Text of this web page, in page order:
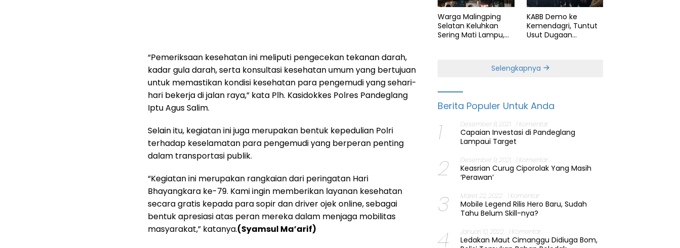
“Pemeriksaan kesehatan ini meliputi pengecekan tekanan darah,
kadar gula darah, serta konsultasi kesehatan umum yang bertujuan
untuk memastikan kondisi kesehatan para pengemudi yang sehari-
hari bekerja di jalan raya,” kata Plh. Kasidokkes Polres Pandeglang
Iptu Agus Salim.
Selain itu, kegiatan ini juga merupakan bentuk kepedulian Polri
terhadap keselamatan para pengemudi yang berperan penting
dalam transportasi publik.
“Kegiatan ini merupakan rangkaian dari peringatan Hari
Bhayangkara ke-79. Kami ingin memberikan layanan kesehatan
secara gratis kepada para sopir dan driver ojek online, sebagai
bentuk apresiasi atas peran mereka dalam menjaga mobilitas
masyarakat,” katanya.(Syamsul Ma’arif)
Warga Malingping
Selatan Keluhkan
Sering Mati Lampu,
KABB Demo ke
Kemendagri, Tuntut
Usut Dugaan
Selengkapnya
Berita Populer Untuk Anda
1 Desember 8, 2021 1 Komentar
Capaian Investasi di Pandeglang
Lampaui Target
2 Desember 9, 2021 1 Komentar
Keasrian Curug Ciporolak Yang Masih
‘Perawan’
3 Maret 22, 2022 1 Komentar
Mobile Legend Rilis Hero Baru, Sudah
Tahu Belum Skill-nya?
4 Januari 10, 2022 1 Komentar
Ledakan Maut Cimanggu Didiuga Bom,